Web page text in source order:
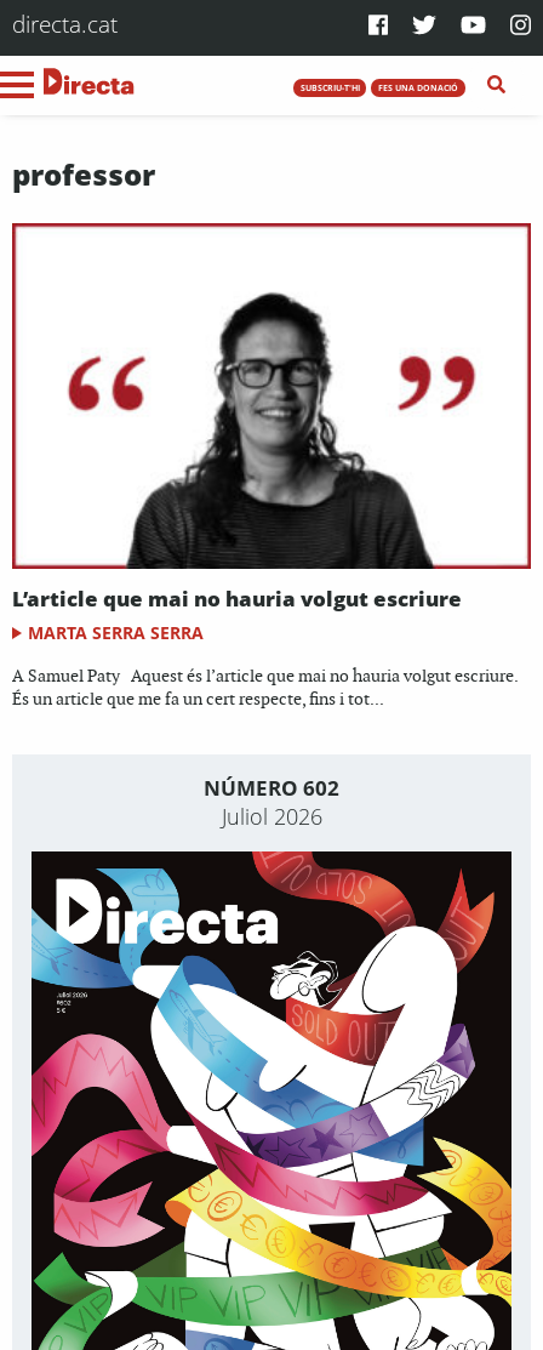
directa.cat
SUBSCRIU-T'HI FES UNA DONACIÓ
professor
L’article que mai no hauria volgut escriure
MARTA SERRA SERRA
A Samuel Paty Aquest és l’article que mai no hauria volgut escriure.
És un article que me fa un cert respecte, fins i tot...
NÚMERO 602
Juliol 2026